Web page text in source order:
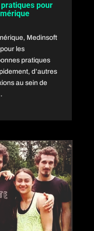
pour
Medinsoft
les
pratiques
d’autres
au sein de